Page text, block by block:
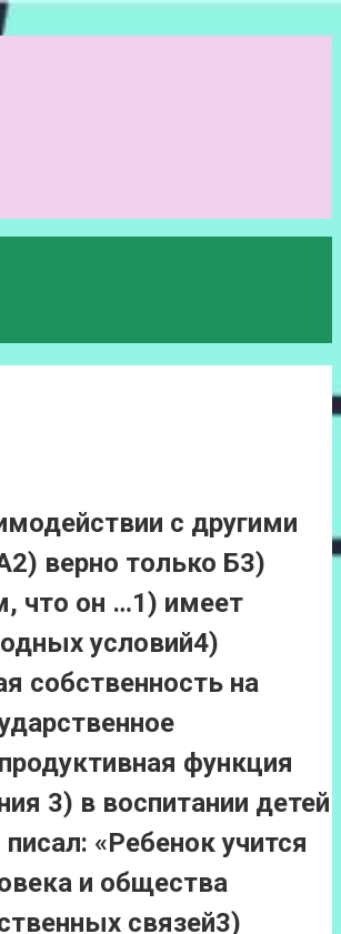
с другими
верно только Б3)
что он …1) имеет
условий4)
собственность на
функция
3) в воспитании детей
«Ребенок учится
и общества
связей3)